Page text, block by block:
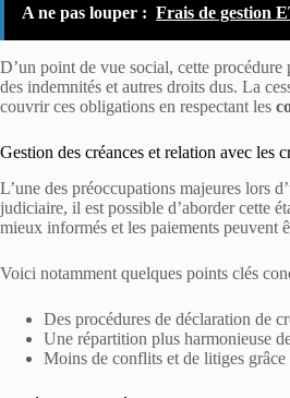
A ne pas louper : Frais de gestion
D’un point de vue social, cette procédure
des indemnités et autres droits dus. La
couvrir ces obligations en respectant les
Gestion des créances et relation avec les
L’une des préoccupations majeures lors
judiciaire, il est possible d’aborder cette
mieux informés et les paiements peuvent
Voici notamment quelques points clés
Des procédures de déclaration de
Une répartition plus harmonieuse
Moins de conflits et de litiges grâce